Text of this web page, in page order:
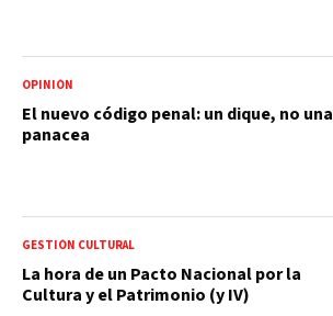
OPINIÓN
El nuevo código penal: un dique, no una
panacea
GESTIÓN CULTURAL
La hora de un Pacto Nacional por la
Cultura y el Patrimonio (y IV)